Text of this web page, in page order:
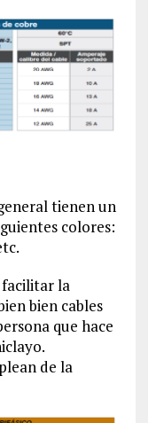
tienen un
colores:
facilitar la
bien cables
que hace
de la